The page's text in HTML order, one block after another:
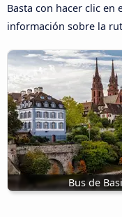
Basta con hacer clic en
información sobre la
Bus de